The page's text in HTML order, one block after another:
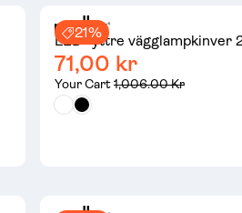
21%
LED -yttre vägglampkinver
71,00 kr
Your Cart1,006.00 Kr